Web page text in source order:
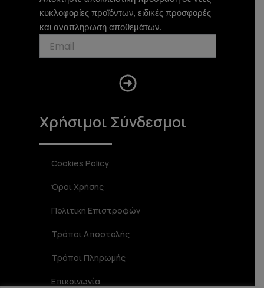
r
a
o
k
κυκλοφορίες προϊόντων, ειδικές προσφορές
και αναπλήρωση αποθεμάτων.
Submit
Χρήσιμοι Σύνδεσμοι
Cookies Policy
Όροι Χρήσης
Πολιτική Επιστροφών
Τρόποι Αποστολής
Τρόποι Πληρωμής
Επικοινωνία